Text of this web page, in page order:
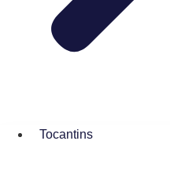
Tocantins